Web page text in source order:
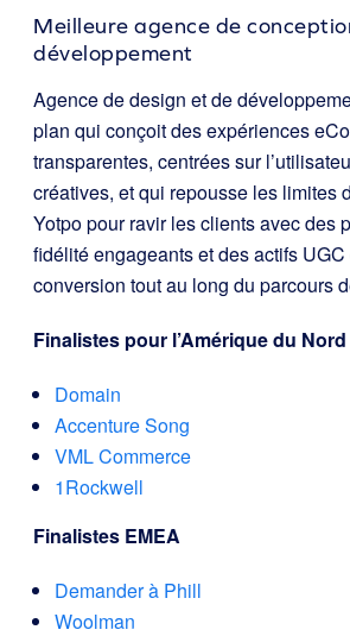
Meilleure agence de
développement
Agence de design et de
plan qui conçoit des expériences
transparentes, centrées sur
créatives, et qui repousse les limites
Yotpo pour ravir les clients avec des
fidélité engageants et des actifs
conversion tout au long du parcours
Finalistes pour l’Amérique du Nord
Domain
Accenture Song
VML Commerce
1Rockwell
Finalistes EMEA
Demander à Phill
Woolman